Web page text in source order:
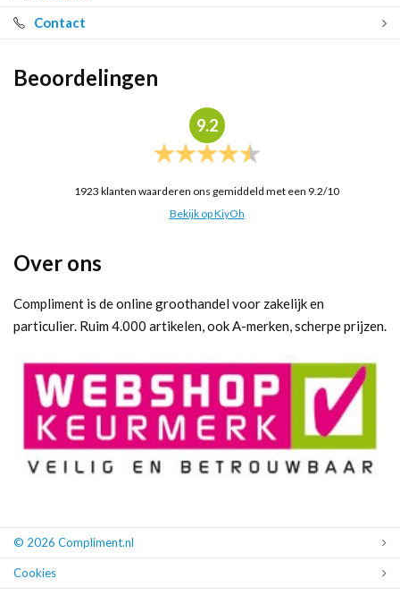
Contact
Beoordelingen
9.2
1923 klanten waarderen ons gemiddeld met een 9.2/10
Bekijk op KiyOh
Over ons
Compliment is de online groothandel voor zakelijk en
particulier. Ruim 4.000 artikelen, ook A-merken, scherpe prijzen.
© 2026 Compliment.nl
Cookies